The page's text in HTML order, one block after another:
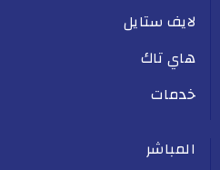
لايف ستايل
هاي تاك
خدمات
المباشر